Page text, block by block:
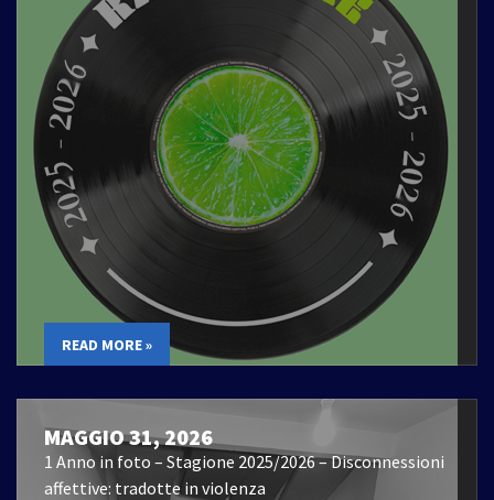
READ MORE »
MAGGIO 31, 2026
1 Anno in foto – Stagione 2025/2026 – Disconnessioni
affettive: tradotte in violenza